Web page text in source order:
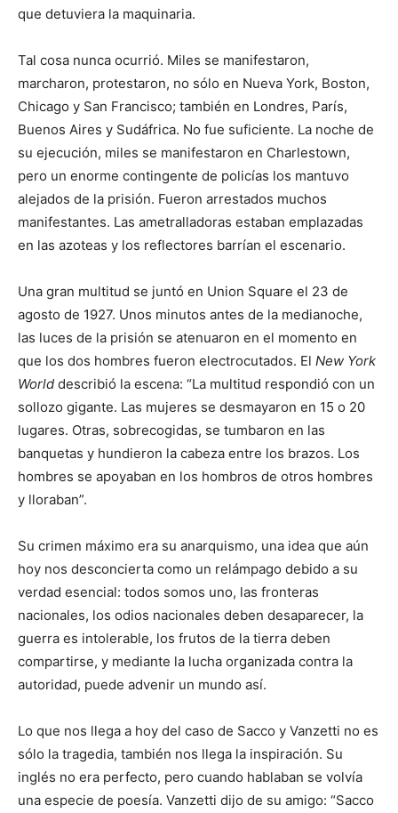
que detuviera la maquinaria.
Tal cosa nunca ocurrió. Miles se manifestaron,
marcharon, protestaron, no sólo en Nueva York, Boston,
Chicago y San Francisco; también en Londres, París,
Buenos Aires y Sudáfrica. No fue suficiente. La noche de
su ejecución, miles se manifestaron en Charlestown,
pero un enorme contingente de policías los mantuvo
alejados de la prisión. Fueron arrestados muchos
manifestantes. Las ametralladoras estaban emplazadas
en las azoteas y los reflectores barrían el escenario.
Una gran multitud se juntó en Union Square el 23 de
agosto de 1927. Unos minutos antes de la medianoche,
las luces de la prisión se atenuaron en el momento en
que los dos hombres fueron electrocutados. El New York
World describió la escena: “La multitud respondió con un
sollozo gigante. Las mujeres se desmayaron en 15 o 20
lugares. Otras, sobrecogidas, se tumbaron en las
banquetas y hundieron la cabeza entre los brazos. Los
hombres se apoyaban en los hombros de otros hombres
y lloraban”.
Su crimen máximo era su anarquismo, una idea que aún
hoy nos desconcierta como un relámpago debido a su
verdad esencial: todos somos uno, las fronteras
nacionales, los odios nacionales deben desaparecer, la
guerra es intolerable, los frutos de la tierra deben
compartirse, y mediante la lucha organizada contra la
autoridad, puede advenir un mundo así.
Lo que nos llega a hoy del caso de Sacco y Vanzetti no es
sólo la tragedia, también nos llega la inspiración. Su
inglés no era perfecto, pero cuando hablaban se volvía
una especie de poesía. Vanzetti dijo de su amigo: “Sacco